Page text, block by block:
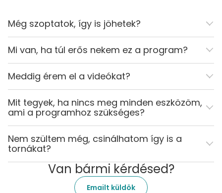
Még szoptatok, így is jöhetek?
Mi van, ha túl erős nekem ez a program?
Meddig érem el a videókat?
Mit tegyek, ha nincs meg minden eszközöm,
ami a programhoz szükséges?
Nem szültem még, csinálhatom így is a
tornákat?
Van bármi kérdésed?
Emailt küldök